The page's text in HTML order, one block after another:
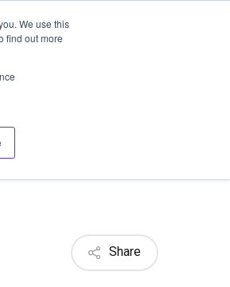
We use this
find out moreREQUEST A DEMO
Share